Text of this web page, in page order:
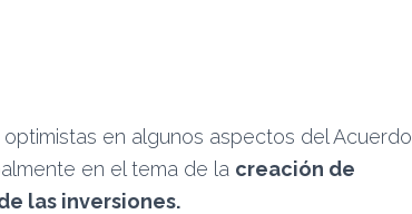
en algunos aspectos del Acuerdo
en el tema de la creación de
las inversiones.